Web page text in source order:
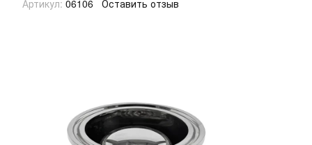
Артикул: 06106 Оставить отзыв